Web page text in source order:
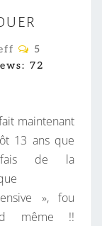
C
M
T
A
I
R
E
5
72
maintenant
13 ans que
de la
», fou
même !!